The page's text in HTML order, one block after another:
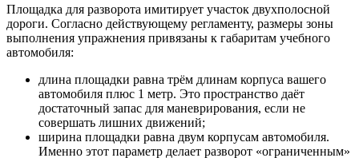
Площадка для разворота имитирует участок двухполосной
дороги. Согласно действующему регламенту, размеры зоны
выполнения упражнения привязаны к габаритам учебного
автомобиля:
длина площадки равна трём длинам корпуса вашего
автомобиля плюс 1 метр. Это пространство даёт
достаточный запас для маневрирования, если не
совершать лишних движений;
ширина площадки равна двум корпусам автомобиля.
Именно этот параметр делает разворот «ограниченным»